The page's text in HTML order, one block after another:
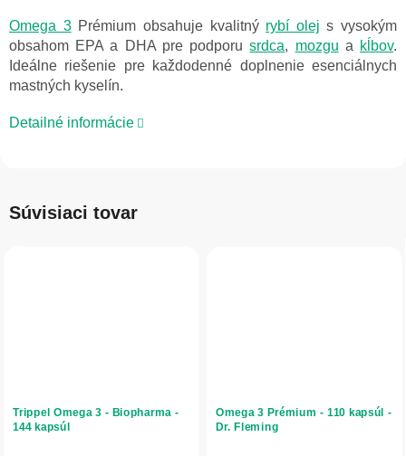
Omega 3Prémium obsahuje kvalitný rybí olej s vysokým
obsahom EPA a DHA pre podporusrdca, mozgu a kĺbov.
Ideálne riešenie pre každodenné doplnenie esenciálnych
mastných kyselín.
Detailné informácie
Súvisiaci tovar
Trippel Omega 3 - Biopharma -
144 kapsúl
Omega 3 Prémium - 110 kapsúl -
Dr. Fleming